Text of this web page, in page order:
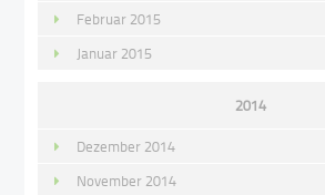
Februar 2015
Januar 2015
2014
Dezember 2014
November 2014